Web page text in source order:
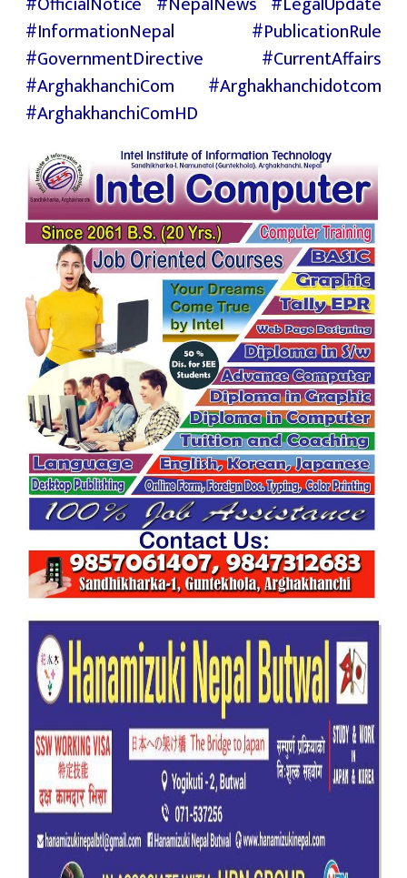
#InformationNepal #PublicationRule
#GovernmentDirective #CurrentAffairs
#ArghakhanchiCom #Arghakhanchidotcom
#ArghakhanchiComHD